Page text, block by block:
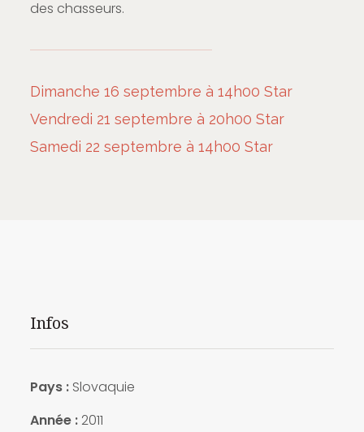
des chasseurs.
Dimanche 16 septembre à 14h00 Star
Vendredi 21 septembre à 20h00 Star
Samedi 22 septembre à 14h00 Star
Infos
Pays : Slovaquie
Année : 2011